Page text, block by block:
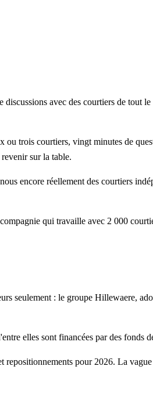
avec des courtiers de tout
trois courtiers, vingt minutes de
sur la table.
encore réellement des courtiers
qui travaille avec 2 000
seulement : le groupe Hillewaere,
elles sont financées par des fonds
pour 2026. La